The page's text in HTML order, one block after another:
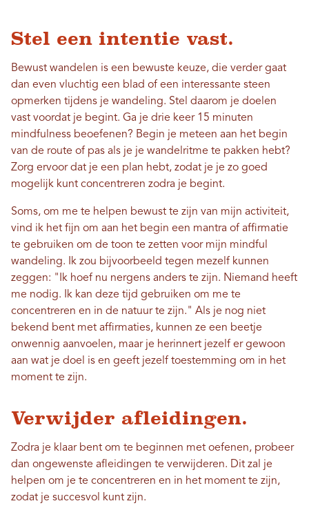
Stel een intentie vast.
Bewust wandelen is een bewuste keuze, die verder gaat
dan even vluchtig een blad of een interessante steen
opmerken tijdens je wandeling. Stel daarom je doelen
vast voordat je begint. Ga je drie keer 15 minuten
mindfulness beoefenen? Begin je meteen aan het begin
van de route of pas als je je wandelritme te pakken hebt?
Zorg ervoor dat je een plan hebt, zodat je je zo goed
mogelijk kunt concentreren zodra je begint.
Soms, om me te helpen bewust te zijn van mijn activiteit,
vind ik het fijn om aan het begin een mantra of affirmatie
te gebruiken om de toon te zetten voor mijn mindful
wandeling. Ik zou bijvoorbeeld tegen mezelf kunnen
zeggen: "Ik hoef nu nergens anders te zijn. Niemand heeft
me nodig. Ik kan deze tijd gebruiken om me te
concentreren en in de natuur te zijn." Als je nog niet
bekend bent met affirmaties, kunnen ze een beetje
onwennig aanvoelen, maar je herinnert jezelf er gewoon
aan wat je doel is en geeft jezelf toestemming om in het
moment te zijn.
Verwijder afleidingen.
Zodra je klaar bent om te beginnen met oefenen, probeer
dan ongewenste afleidingen te verwijderen. Dit zal je
helpen om je te concentreren en in het moment te zijn,
zodat je succesvol kunt zijn.